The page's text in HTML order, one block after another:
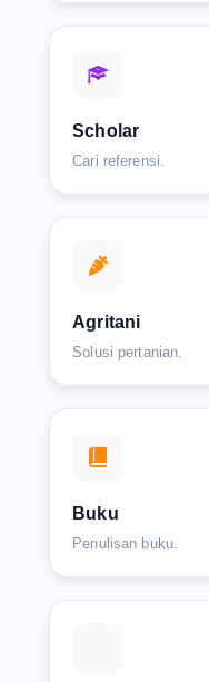
Scholar
Cari referensi.
Agritani
Solusi pertanian.
Buku
Penulisan buku.